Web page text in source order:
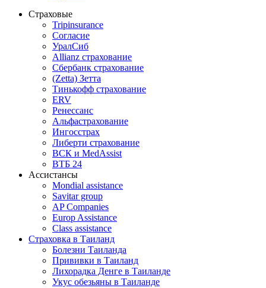
Страховые
Tripinsurance
Согласие
УралСиб
Allianz страхование
Сбербанк страхование
(Zetta) Зетта
Тинькофф страхование
ERV
Ренессанс
Альфастрахование
Ингосстрах
Либерти страхование
ВСК и MedAssist
ВТБ 24
Ассистансы
Mondial assistance
Savitar group
AP Companies
Europ Assistance
Class assistance
Страховка в Таиланд
Болезни Таиланда
Прививки в Таиланд
Лихорадка Денге в Таиланде
Укус обезьяны в Таиланде